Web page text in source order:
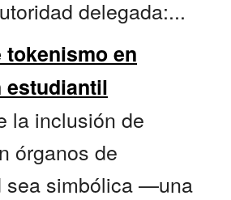
delegada:...
tokenismo en
la inclusión de
órganos de
sea simbólica —una